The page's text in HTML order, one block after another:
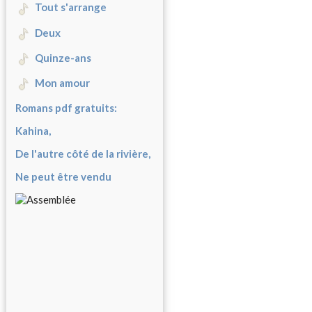
Tout s'arrange
Deux
Quinze-ans
Mon amour
Romans pdf gratuits:
Kahina,
De l'autre côté de la rivière,
Ne peut être vendu